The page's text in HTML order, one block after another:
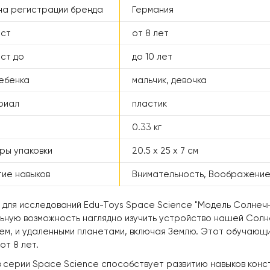
регистрации бренда Германия
от 8 лет
до до 10 лет
мальчик, девочка
пластик
0.33 кг
упаковки 20.5 x 25 x 7 см
навыков Внимательность,
исследований Edu-Toys Space Science "Модель
возможность наглядно изучить устройство нашей
и удаленными планетами, включая Землю. Этот
8 лет.
серии Space Science способствует развитию навыков